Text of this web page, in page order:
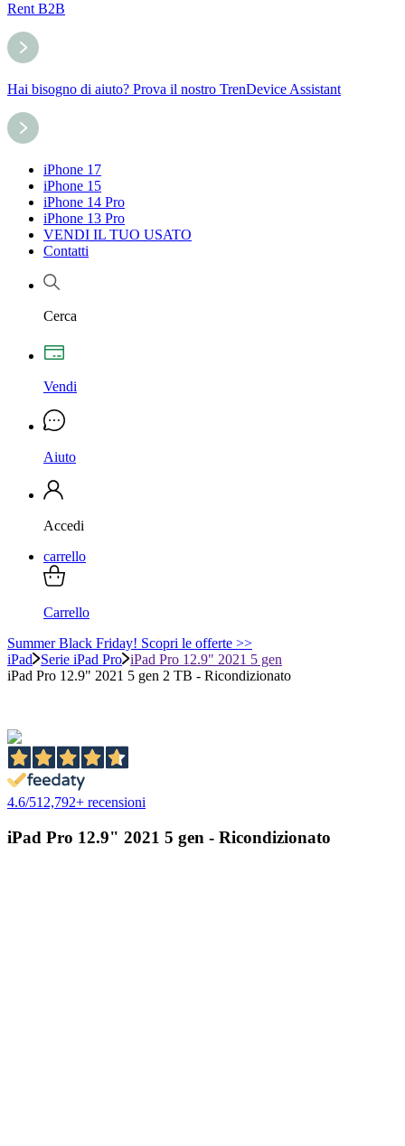
Rent B2B
Hai bisogno di aiuto? Prova il nostro TrenDevice Assistant
iPhone 17
iPhone 15
iPhone 14 Pro
iPhone 13 Pro
VENDI IL TUO USATO
Contatti
Cerca
Vendi
Aiuto
Accedi
carrello
Carrello
Summer Black Friday! Scopri le offerte >>
iPad
Serie iPad Pro iPad Pro 12.9" 2021 5 gen
iPad Pro 12.9" 2021 5 gen 2 TB - Ricondizionato
4.6/512,792+ recensioni
iPad Pro 12.9" 2021 5 gen - Ricondizionato